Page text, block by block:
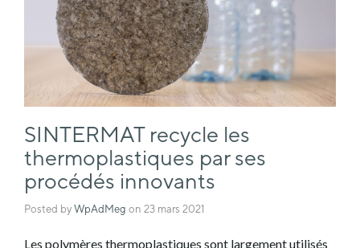
SINTERMAT recycle les
thermoplastiques par ses
procédés innovants
Posted by WpAdMeg on 23 mars 2021
Les polymères thermoplastiques sont largement utilisés